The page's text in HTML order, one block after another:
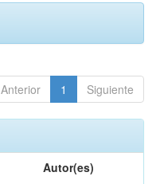
Anterior 1 Siguiente
Autor(es)